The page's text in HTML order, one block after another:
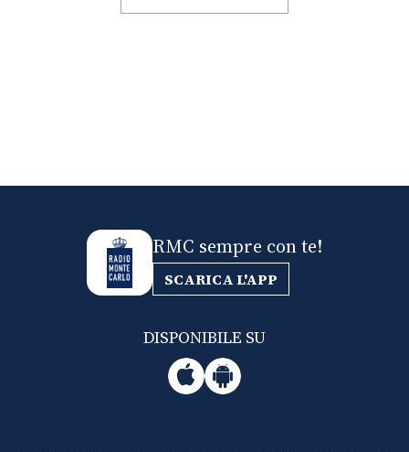
RMC sempre con te!
SCARICA L'APP
DISPONIBILE SU